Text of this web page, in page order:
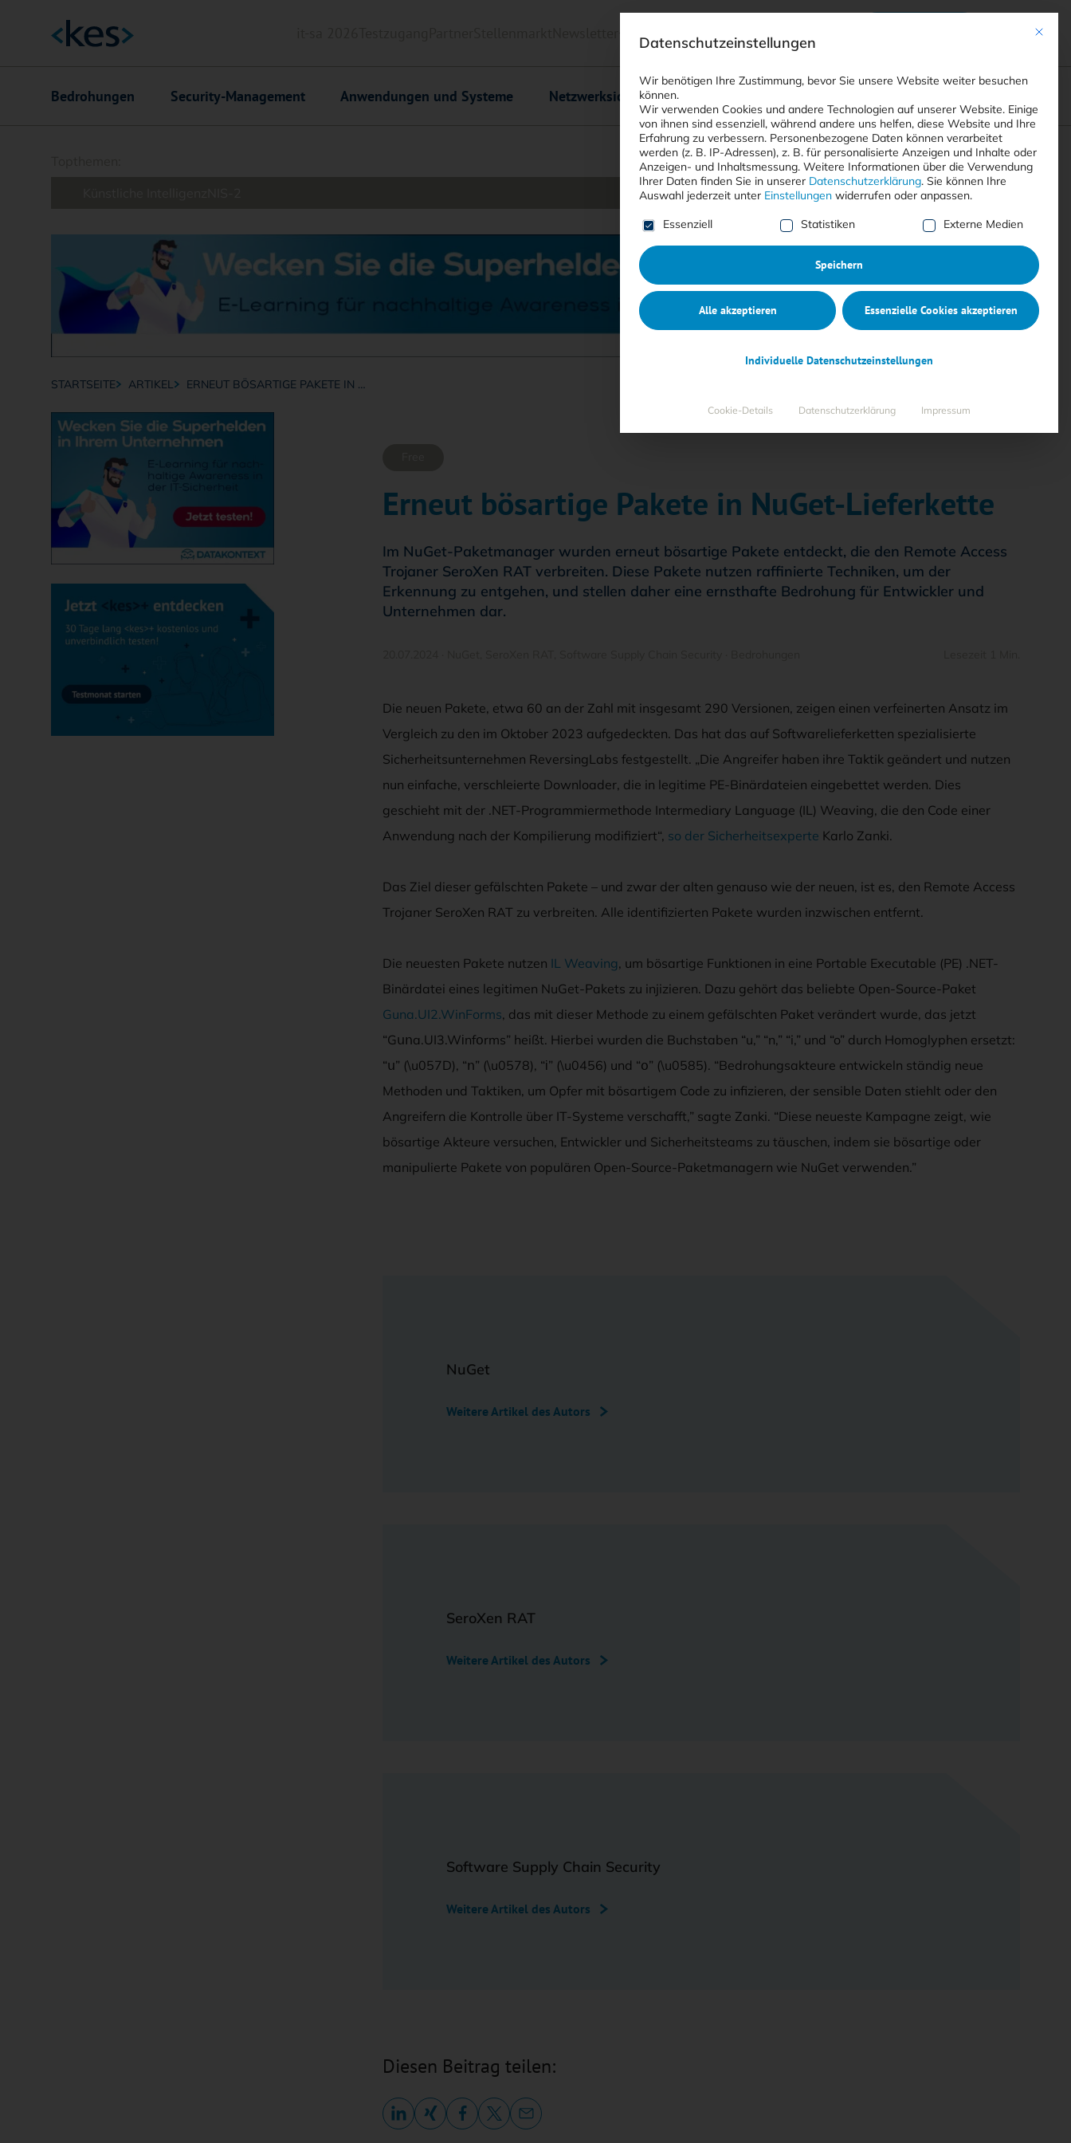
Suchen
<kes>+ Downloads
Hauptnavigation
Bedrohungen Security-Management Anwendungen und Systeme Netzwerksicherheit
Breadcrumb-Navigation
STARTSEITE ARTIKEL ERNEUT BÖSARTIGE PAKETE IN …
Erneut bösartige Pakete in NuGet-Lieferkette
Im NuGet-Paketmanager wurden erneut bösartige Pakete entdeckt, die den Remote Access
Trojaner SeroXen RAT verbreiten. Diese Pakete nutzen raffinierte Techniken, um der
Erkennung zu entgehen, und stellen daher eine ernsthafte Bedrohung für Entwickler und
Unternehmen dar.
Die neuen Pakete, etwa 60 an der Zahl mit insgesamt 290 Versionen, zeigen einen verfeinerten Ansatz im
Vergleich zu den im Oktober 2023 aufgedeckten. Das hat das auf Softwarelieferketten spezialisierte
Sicherheitsunternehmen ReversingLabs festgestellt. „Die Angreifer haben ihre Taktik geändert und nutzen
nun einfache, verschleierte Downloader, die in legitime PE-Binärdateien eingebettet werden. Dies
geschieht mit der .NET-Programmiermethode Intermediary Language (IL) Weaving, die den Code einer
Anwendung nach der Kompilierung modifiziert“, so der Sicherheitsexperte Karlo Zanki.
Das Ziel dieser gefälschten Pakete – und zwar der alten genauso wie der neuen, ist es, den Remote Access
Trojaner SeroXen RAT zu verbreiten. Alle identifizierten Pakete wurden inzwischen entfernt.
Die neuesten Pakete nutzen IL Weaving, um bösartige Funktionen in eine Portable Executable (PE) .NET-
Binärdatei eines legitimen NuGet-Pakets zu injizieren. Dazu gehört das beliebte Open-Source-Paket
Guna.UI2.WinForms, das mit dieser Methode zu einem gefälschten Paket verändert wurde, das jetzt
“Gսոa.UI3.Wіnfօrms” heißt. Hierbei wurden die Buchstaben “u,” “n,” “i,” und “o” durch Homoglyphen ersetzt:
“ս” (\u057D), “ո” (\u0578), “і” (\u0456) und “օ” (\u0585). “Bedrohungsakteure entwickeln ständig neue
Methoden und Taktiken, um Opfer mit bösartigem Code zu infizieren, der sensible Daten stiehlt oder den
Angreifern die Kontrolle über IT-Systeme verschafft,” sagte Zanki. “Diese neueste Kampagne zeigt, wie
bösartige Akteure versuchen, Entwickler und Sicherheitsteams zu täuschen, indem sie bösartige oder
manipulierte Pakete von populären Open-Source-Paketmanagern wie NuGet verwenden.”
NuGet
Weitere Artikel des Autors
SeroXen RAT
Weitere Artikel des Autors
Software Supply Chain Security
Weitere Artikel des Autors
Diesen Beitrag teilen:
Mit
Datenschutzeinstellungen
Wir benötigen Ihre Zustimmung, bevor Sie unsere Website weiter besuchen
können.
Wir verwenden Cookies und andere Technologien auf unserer Website. Einige
von ihnen sind essenziell, während andere uns helfen, diese Website und Ihre
Erfahrung zu verbessern. Personenbezogene Daten können verarbeitet
werden (z. B. IP-Adressen), z. B. für personalisierte Anzeigen und Inhalte oder
Anzeigen- und Inhaltsmessung. Weitere Informationen über die Verwendung
Ihrer Daten finden Sie in unserer Datenschutzerklärung. Sie können Ihre
Auswahl jederzeit unter Einstellungen widerrufen oder anpassen.
Es folgt eine Liste der Service-Gruppen, für die eine Einwilligung
Essenziell Statistiken Externe Medien
Speichern
Alle akzeptieren Essenzielle Cookies akzeptieren
Individuelle Datenschutzeinstellungen
Cookie-Details Datenschutzerklärung Impressum